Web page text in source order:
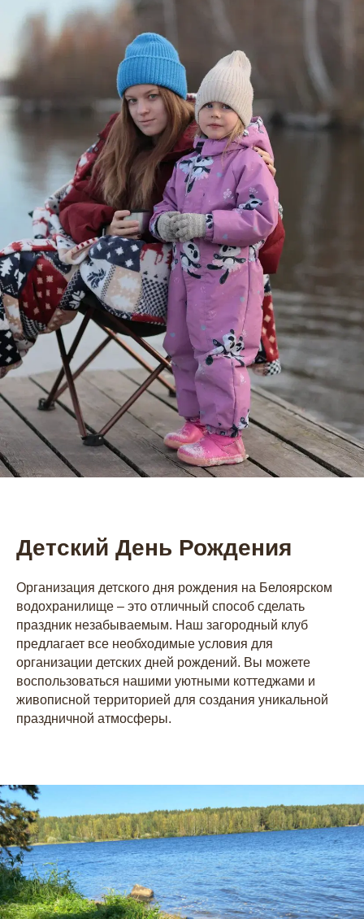
Детский День Рождения
Организация детского дня рождения на Белоярском
водохранилище – это отличный способ сделать
праздник незабываемым. Наш загородный клуб
предлагает все необходимые условия для
организации детских дней рождений. Вы можете
воспользоваться нашими уютными коттеджами и
живописной территорией для создания уникальной
праздничной атмосферы.